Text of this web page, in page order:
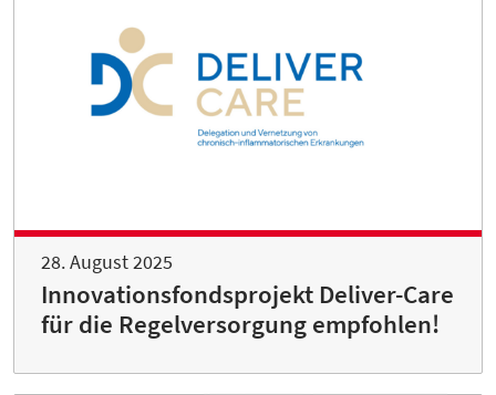
28. August 2025
Innovationsfondsprojekt Deliver-Care
für die Regelversorgung empfohlen!